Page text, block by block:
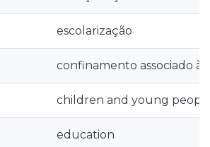
escolarização
confinamento associado à
children and young
education